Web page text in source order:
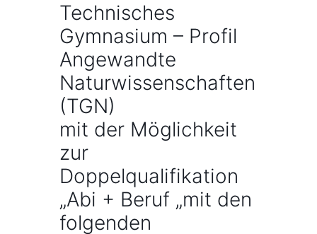
Technisches
Gymnasium – Profil
Angewandte
Naturwissenschaften
(TGN)
mit der Möglichkeit
zur
Doppelqualifikation
„Abi + Beruf „mit den
folgenden